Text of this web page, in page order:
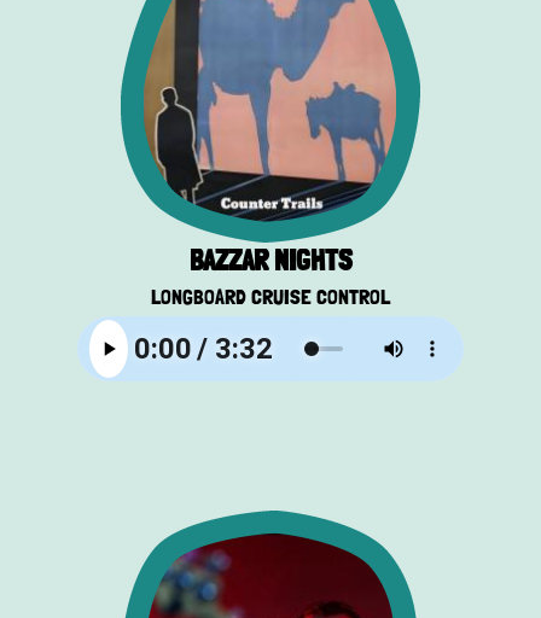
BAZZAR NIGHTS
LONGBOARD CRUISE CONTROL